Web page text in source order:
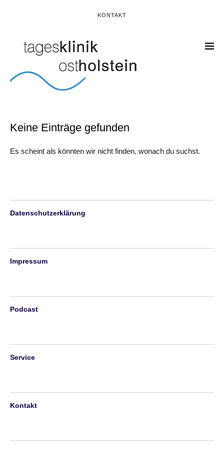
KONTAKT
Keine Einträge gefunden
Es scheint als könnten wir nicht finden, wonach du suchst.
Datenschutzerklärung
Impressum
Podcast
Service
Kontakt